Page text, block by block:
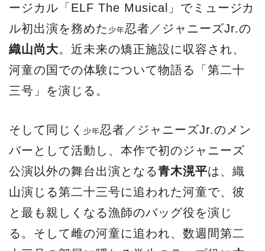
ージカル「ELF The Musical」でミュージカ
ル初出演を務めた 少年忍者／ジャニーズJr.の
織山尚大。近未来の矯正施設に収容され、
河童の国での体験について物語る「第二十
三号」を演じる。
そして同じく 少年忍者／ジャニーズJr.のメン
バーとして活動し、本作で初のジャニーズ
公演以外の舞台出演となる青木滉平は、織
山演じる第二十三号に追われた河童で、彼
と最も親しくなる漁師のバッグ役を演じ
る。そして雌の河童に追われ、数週間第二